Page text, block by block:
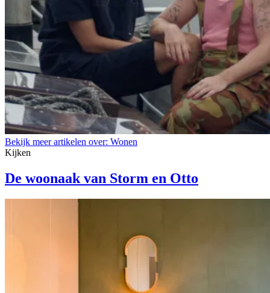
Bekijk meer artikelen over: Wonen
Kijken
De woonaak van Storm en Otto